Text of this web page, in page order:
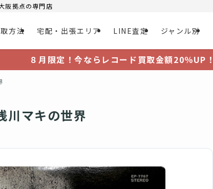
阪拠点の専門店
方法 宅配・出張エリア LINE査定 ジャンル別
８月限定！今ならレコード買取金額20％UP！
川マキの世界